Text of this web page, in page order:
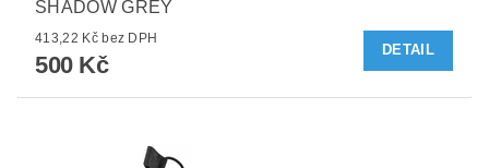
SHADOW GREY
413,22 Kč bez DPH
500 Kč
DETAIL